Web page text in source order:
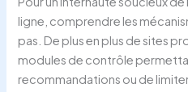
ligne, comprendre les
pas. De plus en plus de sites
modules de contrôle
recommandations ou de